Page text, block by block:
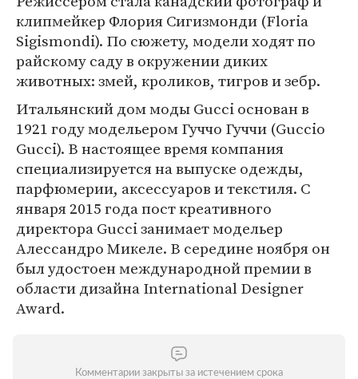
клипмейкер Флория Сигизмонди (Floria
Sigismondi). По сюжету, модели ходят по
райскому саду в окружении диких
животных: змей, кроликов, тигров и зебр.
Итальянский дом моды Gucci основан в
1921 году модельером Гуччо Гуччи (Guccio
Gucci). В настоящее время компания
специализируется на выпуске одежды,
парфюмерии, аксессуаров и текстиля. С
января 2015 года пост креативного
директора Gucci занимает модельер
Алессандро Микеле. В середине ноября он
был удостоен международной премии в
области дизайна International Designer
Award.
Комментарии закрыты за истечением срока